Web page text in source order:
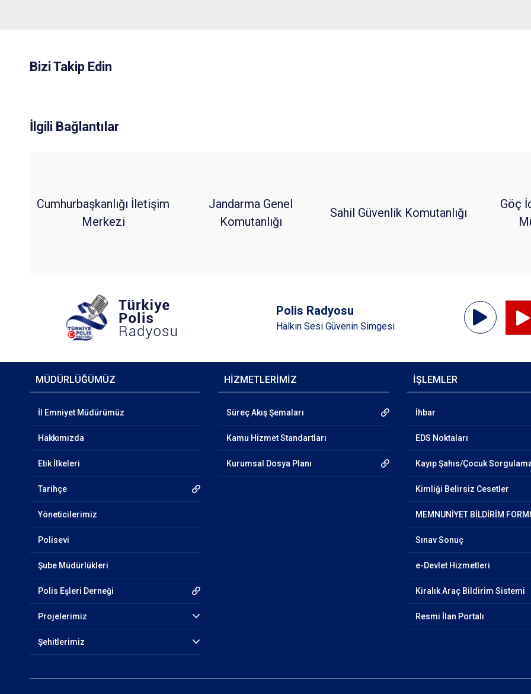
Bizi Takip Edin
İlgili Bağlantılar
Cumhurbaşkanlığı İletişim
Merkezi
Jandarma Genel
Komutanlığı
Sahil Güvenlik Komutanlığı
Göç
Polis Radyosu
Halkın Sesi Güvenin Simgesi
Ses
Oynatıcı
MÜDÜRLÜĞÜMÜZ
İl Emniyet Müdürümüz
Hakkımızda
Etik İlkeleri
Tarihçe
Yöneticilerimiz
Polisevi
Şube Müdürlükleri
Polis Eşleri Derneği
Projelerimiz
Şehitlerimiz
HİZMETLERİMİZ
Süreç Akış Şemaları
Kamu Hizmet Standartları
Kurumsal Dosya Planı
İŞLEMLER
İhbar
EDS Noktaları
Kayıp Şahıs/Çocuk
Kimliği Belirsiz Cesetler
MEMNUNİYET BİLDİRİM
Sınav Sonuç
e-Devlet Hizmetleri
Kiralık Araç Bildirim Sistemi
Resmi İlan Portalı